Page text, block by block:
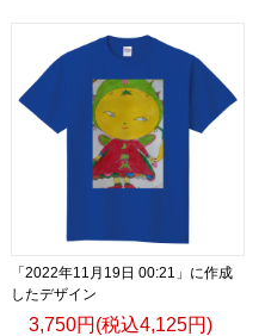
「2022年11月19日 00:21」に作成
したデザイン
3,750円(税込4,125円)